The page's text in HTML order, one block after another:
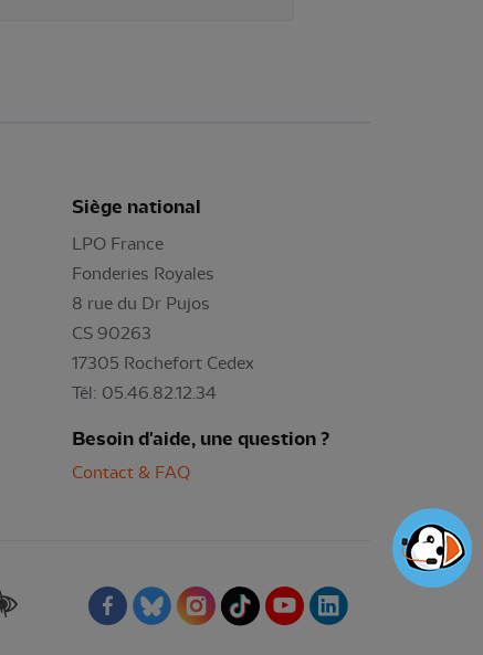
Siège national
LPO France
Fonderies Royales
8 rue du Dr Pujos
CS 90263
17305 Rochefort Cedex
Tél: 05.46.82.12.34
Besoin d'aide, une question ?
Contact & FAQ
Renforcer les contrastes